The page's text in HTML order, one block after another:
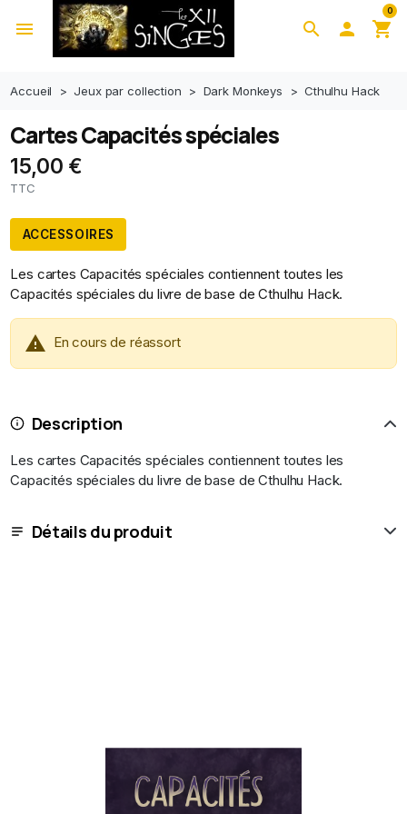
search
menu  shopping_cart
0
Accueil Jeux par collection Dark Monkeys Cthulhu Hack
Cartes Capacités spéciales
15,00 €
TTC
ACCESSOIRES
Les cartes Capacités spéciales contiennent toutes les
Capacités spéciales du livre de base de Cthulhu Hack.
 En cours de réassort
Description
Les cartes Capacités spéciales contiennent toutes les
Capacités spéciales du livre de base de Cthulhu Hack.
Détails du produit